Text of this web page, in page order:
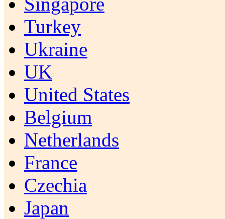
Turkey
Ukraine
UK
United States
Belgium
Netherlands
France
Czechia
Japan